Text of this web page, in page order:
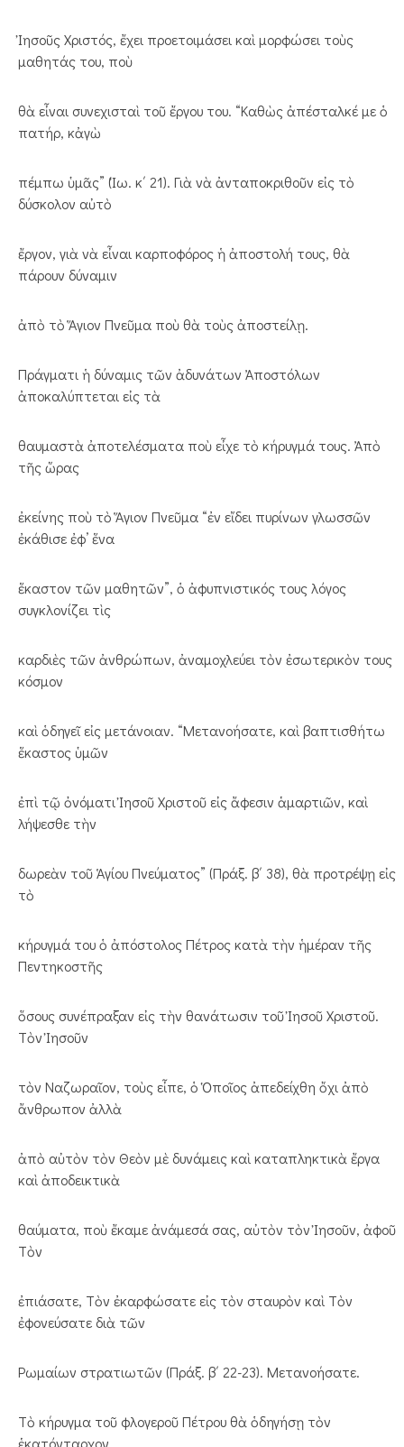
Ἰησοῦς Χριστός, ἔχει προετοιμάσει καὶ μορφώσει τοὺς
μαθητάς του, ποὺ
θὰ εἶναι συνεχισταὶ τοῦ ἔργου του. “Καθὼς ἀπέσταλκέ με ὁ
πατήρ, κἀγὼ
πέμπω ὑμᾶς” (Ἰω. κ΄ 21). Γιὰ νὰ ἀνταποκριθοῦν εἰς τὸ
δύσκολον αὐτὸ
ἔργον, γιὰ νὰ εἶναι καρποφόρος ἡ ἀποστολή τους, θὰ
πάρουν δύναμιν
ἀπὸ τὸ Ἅγιον Πνεῦμα ποὺ θὰ τοὺς ἀποστείλῃ.
Πράγματι ἡ δύναμις τῶν ἀδυνάτων Ἀποστόλων
ἀποκαλύπτεται εἰς τὰ
θαυμαστὰ ἀποτελέσματα ποὺ εἶχε τὸ κήρυγμά τους. Ἀπὸ
τῆς ὥρας
ἐκείνης ποὺ τὸ Ἅγιον Πνεῦμα “ἐν εἴδει πυρίνων γλωσσῶν
ἐκάθισε ἐφ’ ἕνα
ἕκαστον τῶν μαθητῶν”, ὁ ἀφυπνιστικός τους λόγος
συγκλονίζει τὶς
καρδιὲς τῶν ἀνθρώπων, ἀναμοχλεύει τὸν ἐσωτερικὸν τους
κόσμον
καὶ ὁδηγεῖ εἰς μετάνοιαν. “Μετανοήσατε, καὶ βαπτισθήτω
ἕκαστος ὑμῶν
ἐπὶ τῷ ὀνόματι Ἰησοῦ Χριστοῦ εἰς ἄφεσιν ἁμαρτιῶν, καὶ
λήψεσθε τὴν
δωρεὰν τοῦ Ἁγίου Πνεύματος” (Πράξ. β΄ 38), θὰ προτρέψῃ εἰς
τὸ
κήρυγμά του ὁ ἀπόστολος Πέτρος κατὰ τὴν ἡμέραν τῆς
Πεντηκοστῆς
ὅσους συνέπραξαν εἰς τὴν θανάτωσιν τοῦ Ἰησοῦ Χριστοῦ.
Τὸν Ἰησοῦν
τὸν Ναζωραῖον, τοὺς εἶπε, ὁ Ὁποῖος ἀπεδείχθη ὄχι ἀπὸ
ἄνθρωπον ἀλλὰ
ἀπὸ αὐτὸν τὸν Θεὸν μὲ δυνάμεις καὶ καταπληκτικὰ ἔργα
καὶ ἀποδεικτικὰ
θαύματα, ποὺ ἔκαμε ἀνάμεσά σας, αὐτὸν τὸν Ἰησοῦν, ἀφοῦ
Τὸν
ἐπιάσατε, Τὸν ἐκαρφώσατε εἰς τὸν σταυρὸν καὶ Τὸν
ἐφονεύσατε διὰ τῶν
Ρωμαίων στρατιωτῶν (Πράξ. β΄ 22-23). Μετανοήσατε.
Τὸ κήρυγμα τοῦ φλογεροῦ Πέτρου θὰ ὁδηγήσῃ τὸν
ἑκατόνταρχον